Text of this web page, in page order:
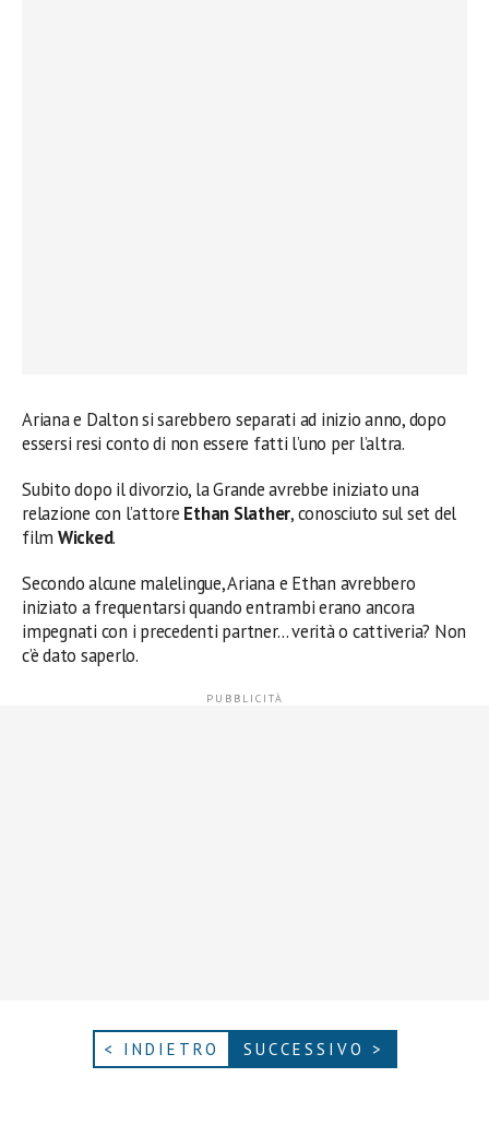
Ariana e Dalton si sarebbero separati ad inizio anno, dopo
essersi resi conto di non essere fatti l’uno per l’altra.
Subito dopo il divorzio, la Grande avrebbe iniziato una
relazione con l’attore Ethan Slather, conosciuto sul set del
film Wicked.
Secondo alcune malelingue, Ariana e Ethan avrebbero
iniziato a frequentarsi quando entrambi erano ancora
impegnati con i precedenti partner… verità o cattiveria? Non
c’è dato saperlo.
< INDIETRO SUCCESSIVO >